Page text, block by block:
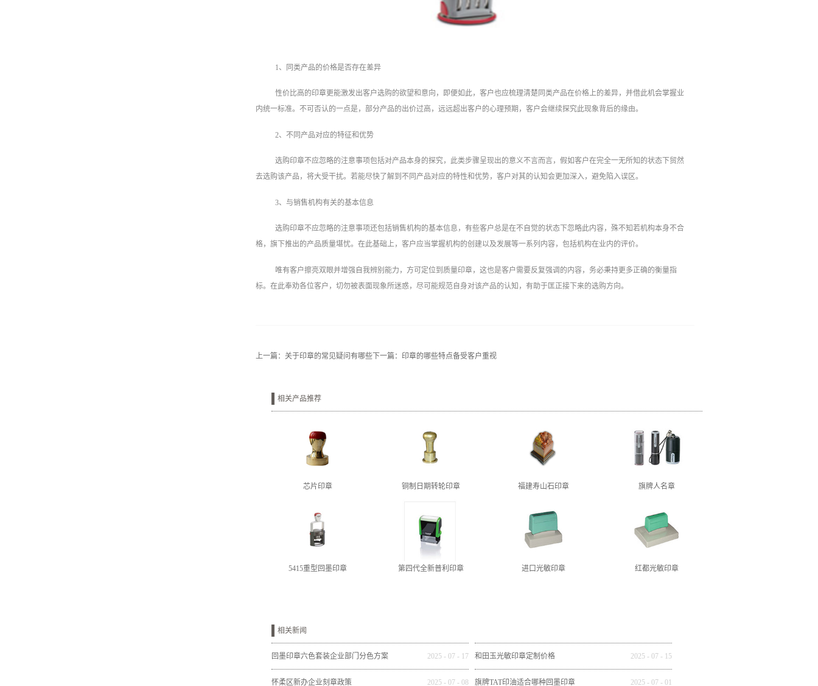
1、同类产品的价格是否存在差异
性价比高的印章更能激发出客户选购的欲望和意向，即便如此，客户也应梳理清楚同类产品在价格上的差异，并借此机会掌握业
内统一标准。不可否认的一点是，部分产品的出价过高，远远超出客户的心理预期，客户会继续探究此现象背后的缘由。
2、不同产品对应的特征和优势
选购印章不应忽略的注意事项包括对产品本身的探究，此类步骤呈现出的意义不言而言，假如客户在完全一无所知的状态下贸然
去选购该产品，将大受干扰。若能尽快了解到不同产品对应的特性和优势，客户对其的认知会更加深入，避免陷入误区。
3、与销售机构有关的基本信息
选购印章不应忽略的注意事项还包括销售机构的基本信息，有些客户总是在不自觉的状态下忽略此内容，殊不知若机构本身不合
格，旗下推出的产品质量堪忧。在此基础上，客户应当掌握机构的创建以及发展等一系列内容，包括机构在业内的评价。
唯有客户擦亮双眼并增强自我辨别能力，方可定位到质量印章，这也是客户需要反复强调的内容，务必秉持更多正确的衡量指
标。在此奉劝各位客户，切勿被表面现象所迷惑，尽可能规范自身对该产品的认知，有助于匡正接下来的选购方向。
上一篇：关于印章的常见疑问有哪些 下一篇： 印章的哪些特点备受客户重视
相关产品推荐
芯片印章 铜制日期转轮印章 福建寿山石印章 旗牌人名章
5415重型回墨印章 第四代全新普利印章 进口光敏印章 红都光敏印章
相关新闻
回墨印章六色套装企业部门分色方案 2025 -07 - 17 和田玉光敏印章定制价格 2025 -07 - 15
怀柔区新办企业刻章政策 2025 -07 -08 旗牌TAT印油适合哪种回墨印章 2025 -07 -01